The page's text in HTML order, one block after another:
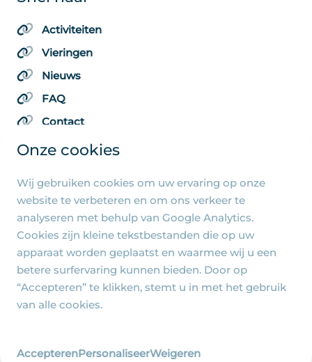
Onze cookies
Wij gebruiken cookies om uw ervaring op onze
website te verbeteren en om ons verkeer te
analyseren met behulp van Google Analytics.
Cookies zijn kleine tekstbestanden die op uw
apparaat worden geplaatst en waarmee wij u een
betere surfervaring kunnen bieden. Door op
“Accepteren” te klikken, stemt u in met het gebruik
van alle cookies.
AccepterenPersonaliseerWeigeren
Activiteiten
Vieringen
Nieuws
FAQ
Contact
Algemene pagina's
Privacy beleid
Cookie-instellingen
en Jozef - Ontwerp en realisatie